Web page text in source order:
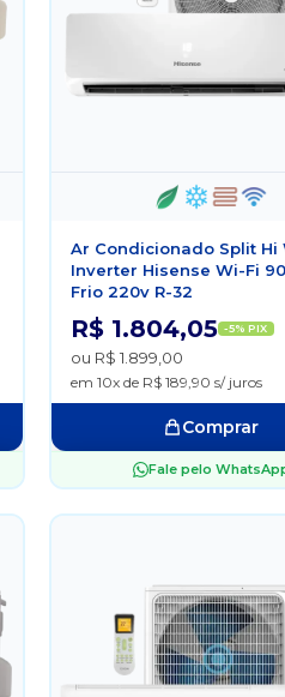
Ar Condicionado Split Hi
Inverter Hisense Wi-Fi
Frio 220v R-32
R$ 1.804,05 -5% PIX
ou R$ 1.899,00
em 10x de R$ 189,90 s/ juros
Comprar
Fale pelo